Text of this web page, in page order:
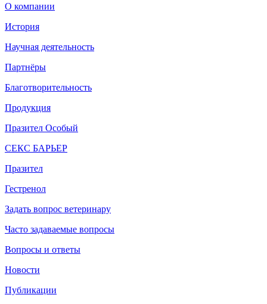
О компании
История
Научная деятельность
Партнёры
Благотворительность
Продукция
Празител Особый
СЕКС БАРЬЕР
Празител
Гестренол
Задать вопрос ветеринару
Часто задаваемые вопросы
Вопросы и ответы
Новости
Публикации